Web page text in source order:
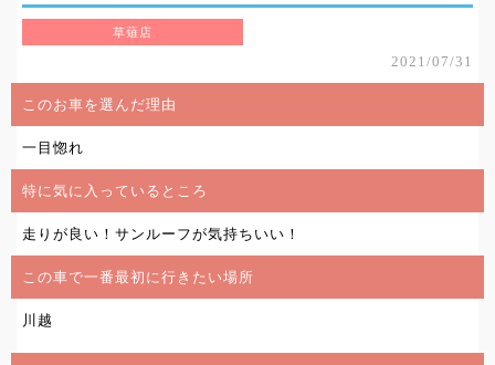
草薙店
2021/07/31
このお車を選んだ理由
一目惚れ
特に気に入っているところ
走りが良い！サンルーフが気持ちいい！
この車で一番最初に行きたい場所
川越